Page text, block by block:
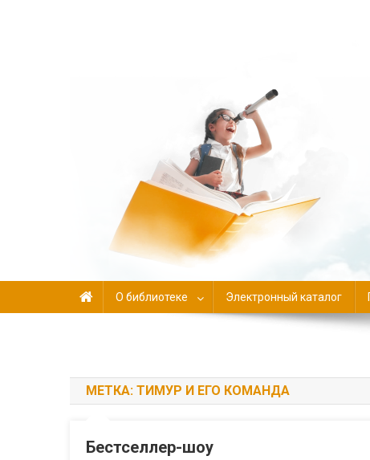
О библиотеке Электронный каталог
МЕТКА: ТИМУР И ЕГО КОМАНДА
Бестселлер-шоу